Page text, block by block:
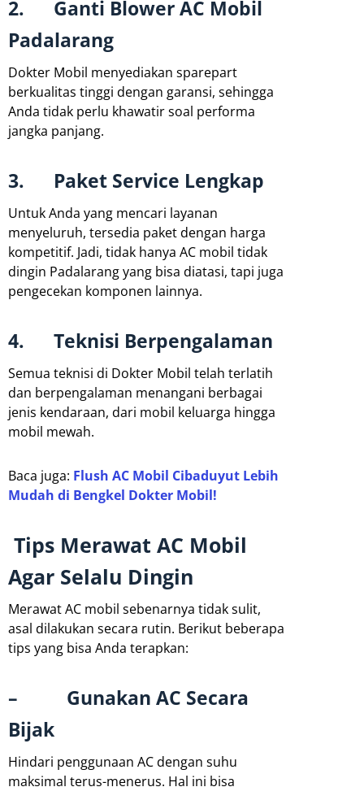
2. Ganti Blower AC Mobil
Padalarang
Dokter Mobil menyediakan sparepart
berkualitas tinggi dengan garansi, sehingga
Anda tidak perlu khawatir soal performa
jangka panjang.
3. Paket Service Lengkap
Untuk Anda yang mencari layanan
menyeluruh, tersedia paket dengan harga
kompetitif. Jadi, tidak hanya AC mobil tidak
dingin Padalarang yang bisa diatasi, tapi juga
pengecekan komponen lainnya.
4. Teknisi Berpengalaman
Semua teknisi di Dokter Mobil telah terlatih
dan berpengalaman menangani berbagai
jenis kendaraan, dari mobil keluarga hingga
mobil mewah.
Baca juga: Flush AC Mobil Cibaduyut Lebih
Mudah di Bengkel Dokter Mobil!
Tips Merawat AC Mobil
Agar Selalu Dingin
Merawat AC mobil sebenarnya tidak sulit,
asal dilakukan secara rutin. Berikut beberapa
tips yang bisa Anda terapkan:
– Gunakan AC Secara
Bijak
Hindari penggunaan AC dengan suhu
maksimal terus-menerus. Hal ini bisa